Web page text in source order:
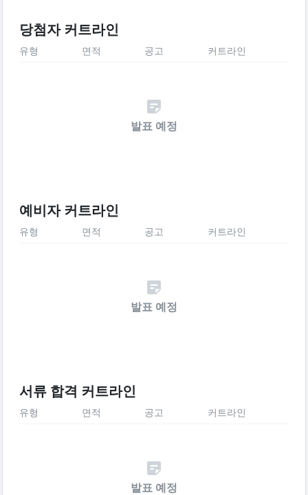
당첨자 커트라인
유형 면적 공고 커트라인
발표 예정
예비자 커트라인
유형 면적 공고 커트라인
발표 예정
서류 합격 커트라인
유형 면적 공고 커트라인
발표 예정